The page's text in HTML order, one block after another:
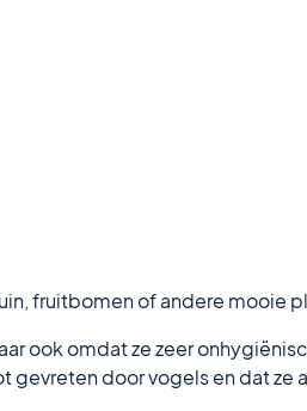
fruitbomen of andere mooie
ook omdat ze zeer
gevreten door vogels en dat ze